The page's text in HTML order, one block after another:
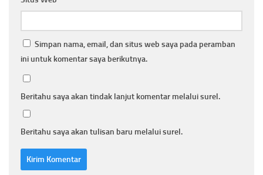
Simpan nama, email, dan situs web saya pada peramban
ini untuk komentar saya berikutnya.
Beritahu saya akan tindak lanjut komentar melalui surel.
Beritahu saya akan tulisan baru melalui surel.